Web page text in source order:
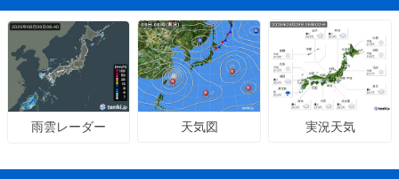
雨雲レーダー 天気図 実況天気